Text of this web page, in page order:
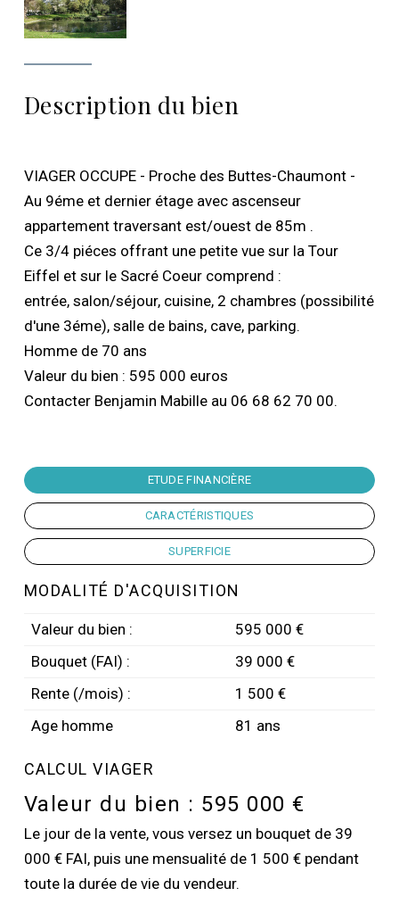
Description du bien
VIAGER OCCUPE - Proche des Buttes-Chaumont -
Au 9éme et dernier étage avec ascenseur
appartement traversant est/ouest de 85m .
Ce 3/4 piéces offrant une petite vue sur la Tour
Eiffel et sur le Sacré Coeur comprend :
entrée, salon/séjour, cuisine, 2 chambres (possibilité
d'une 3éme), salle de bains, cave, parking.
Homme de 70 ans
Valeur du bien : 595 000 euros
Contacter Benjamin Mabille au 06 68 62 70 00.
ETUDE FINANCIÈRE
CARACTÉRISTIQUES
SUPERFICIE
MODALITÉ D'ACQUISITION
Valeur du bien :
595 000 €
Bouquet (FAI) :
39 000 €
Rente (/mois) :
1 500 €
Age homme
81 ans
CALCUL VIAGER
Valeur du bien : 595 000 €
Le jour de la vente, vous versez un bouquet de 39
000 € FAI, puis une mensualité de 1 500 € pendant
toute la durée de vie du vendeur.